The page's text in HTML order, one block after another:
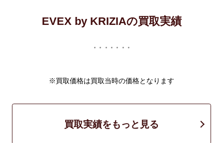
EVEX by KRIZIAの買取実績
※買取価格は買取当時の価格となります
買取実績をもっと見る